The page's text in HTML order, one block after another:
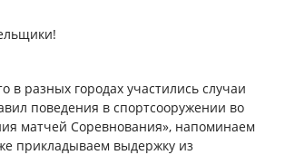
в разных городах участились случаи
поведения в спортсооружении во
матчей Соревнования», напоминаем
прикладываем выдержку из